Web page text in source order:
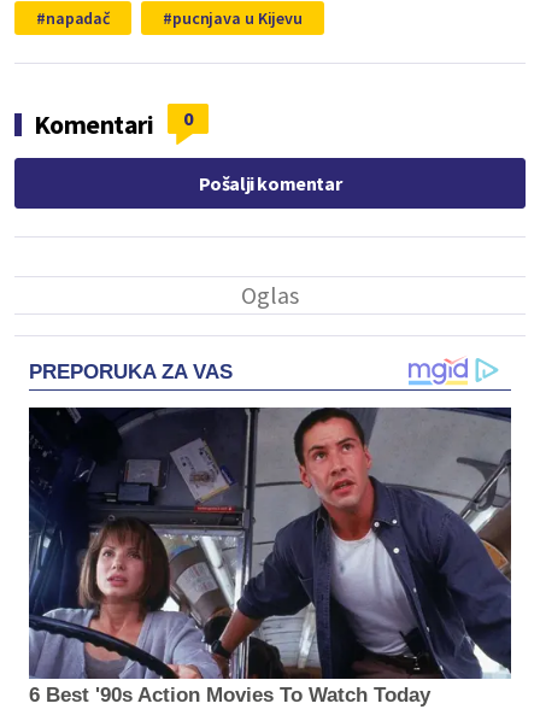
napadač pucnjava u Kijevu
Komentari 0
Pošalji komentar
PREPORUKA ZA VAS
6 Best '90s Action Movies To Watch Today